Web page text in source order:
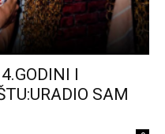
I
SAM